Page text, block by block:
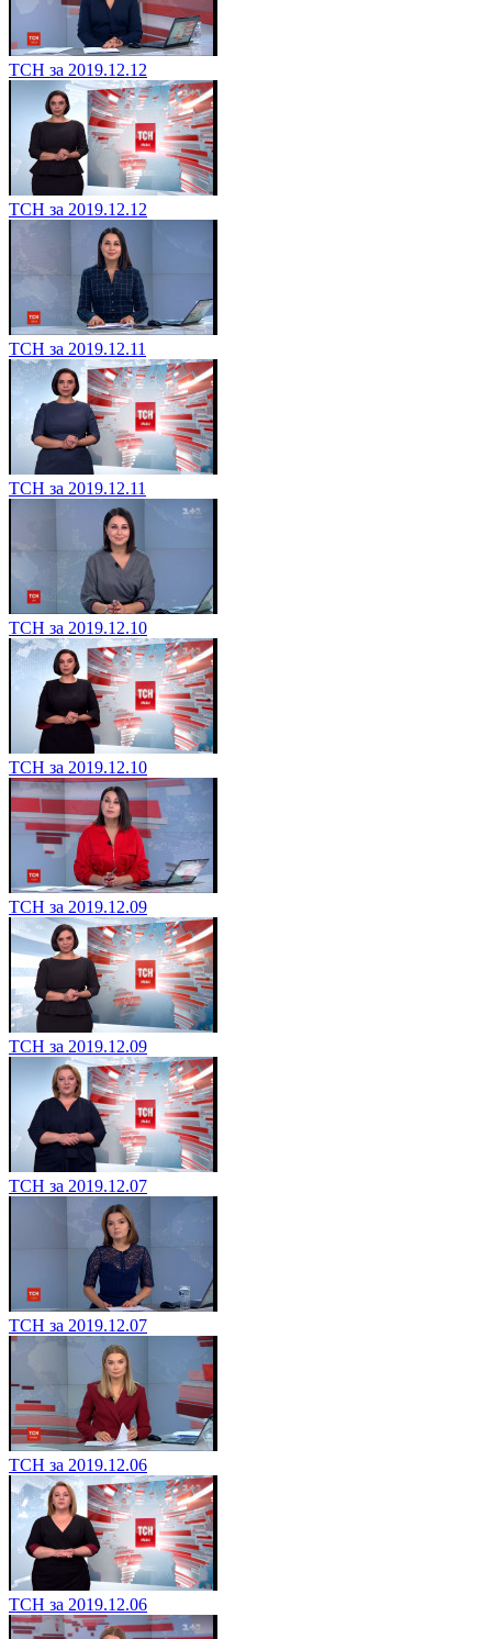
ТСН за 2019.12.12
ТСН за 2019.12.12
ТСН за 2019.12.11
ТСН за 2019.12.11
ТСН за 2019.12.10
ТСН за 2019.12.10
ТСН за 2019.12.09
ТСН за 2019.12.09
ТСН за 2019.12.07
ТСН за 2019.12.07
ТСН за 2019.12.06
ТСН за 2019.12.06